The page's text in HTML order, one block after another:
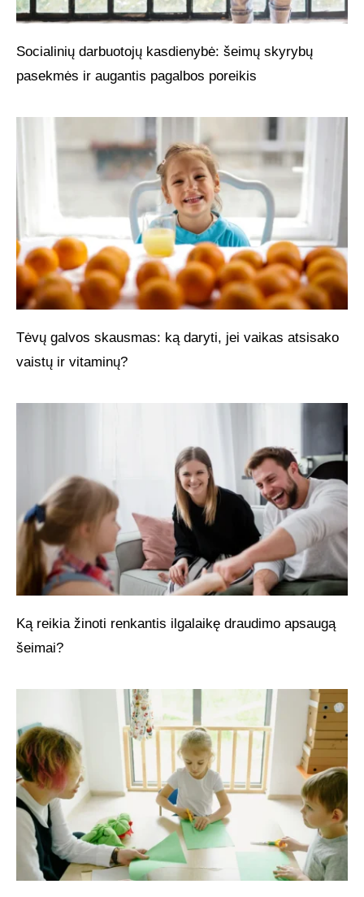
Socialinių darbuotojų kasdienybė: šeimų skyrybų
pasekmės ir augantis pagalbos poreikis
Tėvų galvos skausmas: ką daryti, jei vaikas atsisako
vaistų ir vitaminų?
Ką reikia žinoti renkantis ilgalaikę draudimo apsaugą
šeimai?